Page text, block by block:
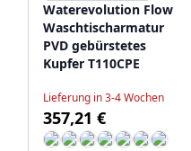
Waterevolution Flow
Waschtischarmatur
PVD gebürstetes
Kupfer T110CPE
Lieferung in 3-4 Wochen
357,21 €